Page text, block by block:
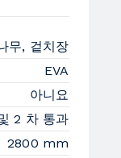
무, 겉치장
EVA
아니요
2 차 통과
2800 mm